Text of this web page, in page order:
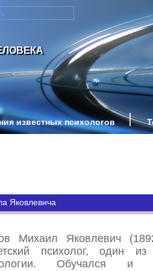
известных психологов
Яковлевича
Михаил Яковлевич
психолог, один из
Обучался и